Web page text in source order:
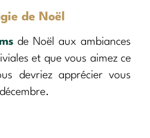
de Noël
de Noël aux ambiances
et que vous aimez ce
devriez apprécier vous